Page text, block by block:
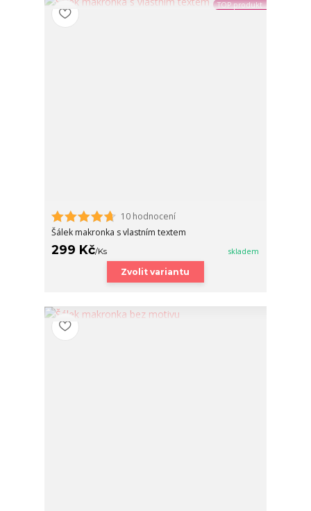
TOP produkt
10 hodnocení
Šálek makronka s vlastním textem
299 Kč/Ks skladem
Zvolit variantu